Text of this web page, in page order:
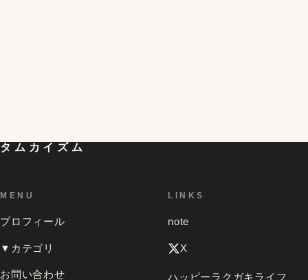
タムカイズム
MENU
プロフィール
▼カテゴリ
お問い合わせ
LINKS
note
X
ハッピーラクガキライフ